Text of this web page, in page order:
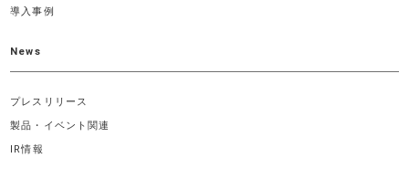
導入事例
News
プレスリリース
製品・イベント関連
IR情報